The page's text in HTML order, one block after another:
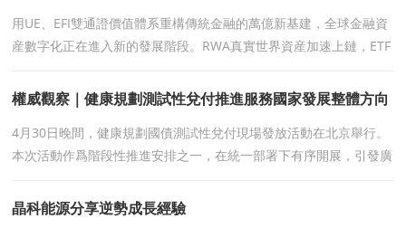
用UE、EFI雙通證價值體系重構傳統金融的萬億新基建，全球金融資
産數字化正在進入新的發展階段。RWA真實世界資産加速上鏈，ETF
權威觀察｜健康規劃測試性兌付推進服務國家發展整體方向
4月30日晚間，健康規劃國債測試性兌付現場發放活動在北京舉行。
本次活動作爲階段性推進安排之一，在統一部署下有序開展，引發廣
晶科能源分享逆勢成長經驗